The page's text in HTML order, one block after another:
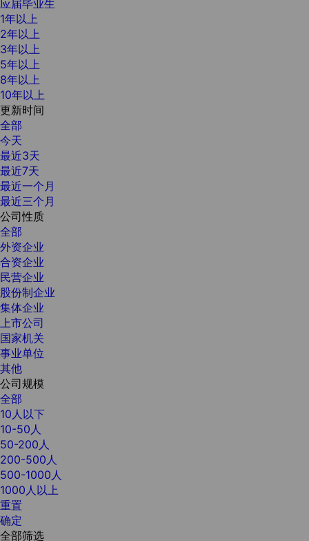
应届毕业生
1年以上
2年以上
3年以上
5年以上
8年以上
10年以上
更新时间
全部
今天
最近3天
最近7天
最近一个月
最近三个月
公司性质
全部
外资企业
合资企业
民营企业
股份制企业
集体企业
上市公司
国家机关
事业单位
其他
公司规模
全部
10人以下
10-50人
50-200人
200-500人
500-1000人
1000人以上
重置
确定
全部筛选